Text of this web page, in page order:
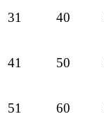
31 40
41 50
51 60